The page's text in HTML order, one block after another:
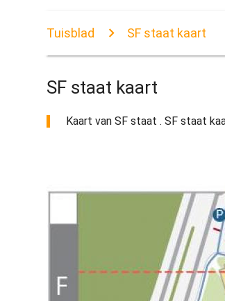
Tuisblad SF staat kaart
SF staat kaart
Kaart van SF staat . SF staat